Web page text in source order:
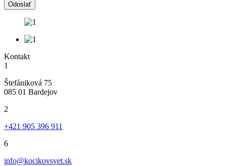
Odoslať
Kontakt
1
Štefániková 75
085 01 Bardejov
2
+421 905 396 911
6
info@kocikovsvet.sk